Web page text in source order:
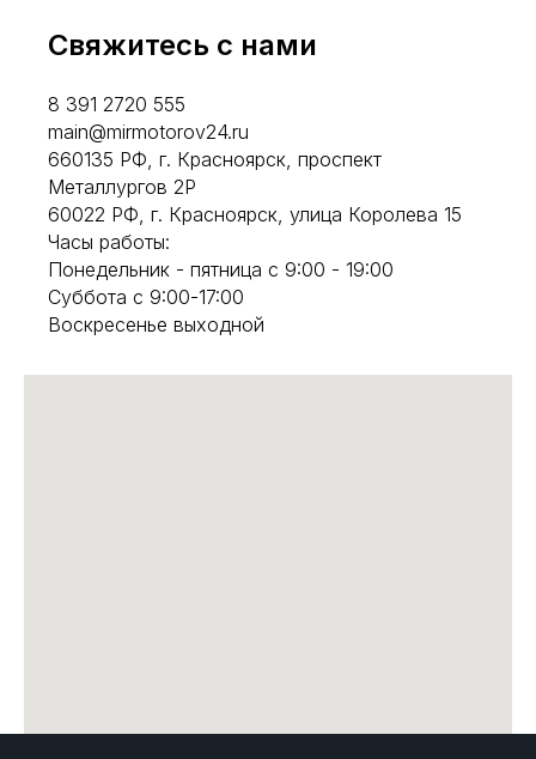
Свяжитесь с нами
8 391 2720 555
main@mirmotorov24.ru
660135 РФ, г. Красноярск, проспект
Металлургов 2Р
60022 РФ, г. Красноярск, улица Королева 15
Часы работы:
Понедельник - пятница с 9:00 - 19:00
Суббота с 9:00-17:00
Воскресенье выходной